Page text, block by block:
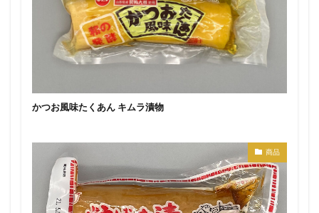
かつお風味たくあん キムラ漬物
商品